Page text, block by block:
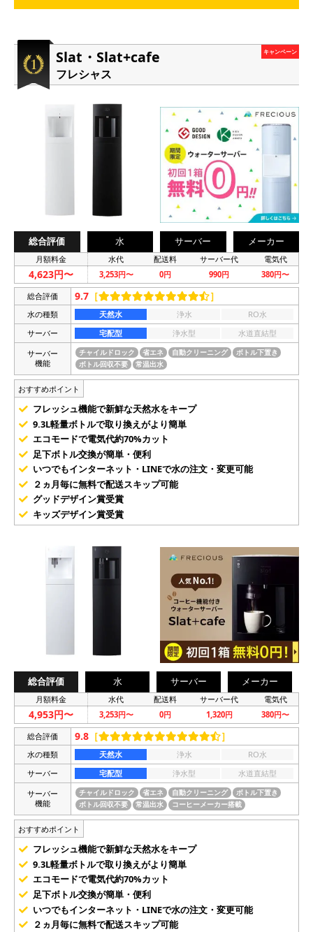
Slat・Slat+cafe
フレシャス
キャンペーン
総合評価 水 サーバー メーカー
月額料金 水代 配送料 サーバー代 電気代
4,623円〜 3,253円〜 0円 990円 380円〜
総合評価 9.7 ［ ］
水の種類 天然水 浄水
RO水
サーバー
宅配型 浄水型
水道直結型
サーバー
機能
チャイルドロック 省エネ 自動クリーニング
ボトル下置き
ボトル回収不要
常温出水
おすすめポイント
フレッシュ機能で新鮮な天然水をキープ
9.3L軽量ボトルで取り換えがより簡単
エコモードで電気代約70%カット
足下ボトル交換が簡単・便利
いつでもインターネット・LINEで水の注文・変更可能
２ヵ月毎に無料で配送スキップ可能
グッドデザイン賞受賞
キッズデザイン賞受賞
総合評価 水 サーバー メーカー
月額料金 水代 配送料 サーバー代 電気代
4,953円〜 3,253円〜 0円 1,320円 380円〜
総合評価 9.8 ［ ］
水の種類 天然水 浄水
RO水
サーバー
宅配型 浄水型
水道直結型
サーバー
機能
チャイルドロック 省エネ 自動クリーニング
ボトル下置き
ボトル回収不要
常温出水 コーヒーメーカー搭載
おすすめポイント
フレッシュ機能で新鮮な天然水をキープ
9.3L軽量ボトルで取り換えがより簡単
エコモードで電気代約70%カット
足下ボトル交換が簡単・便利
いつでもインターネット・LINEで水の注文・変更可能
２ヵ月毎に無料で配送スキップ可能